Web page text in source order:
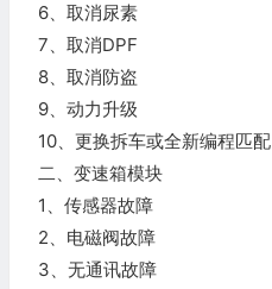
6、取消尿素
7、取消DPF
8、取消防盗
9、动力升级
10、更换拆车或全新编程匹配
二、变速箱模块
1、传感器故障
2、电磁阀故障
3、无通讯故障